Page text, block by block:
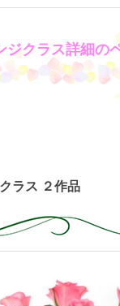
ジクラス詳細の
ラス ２作品